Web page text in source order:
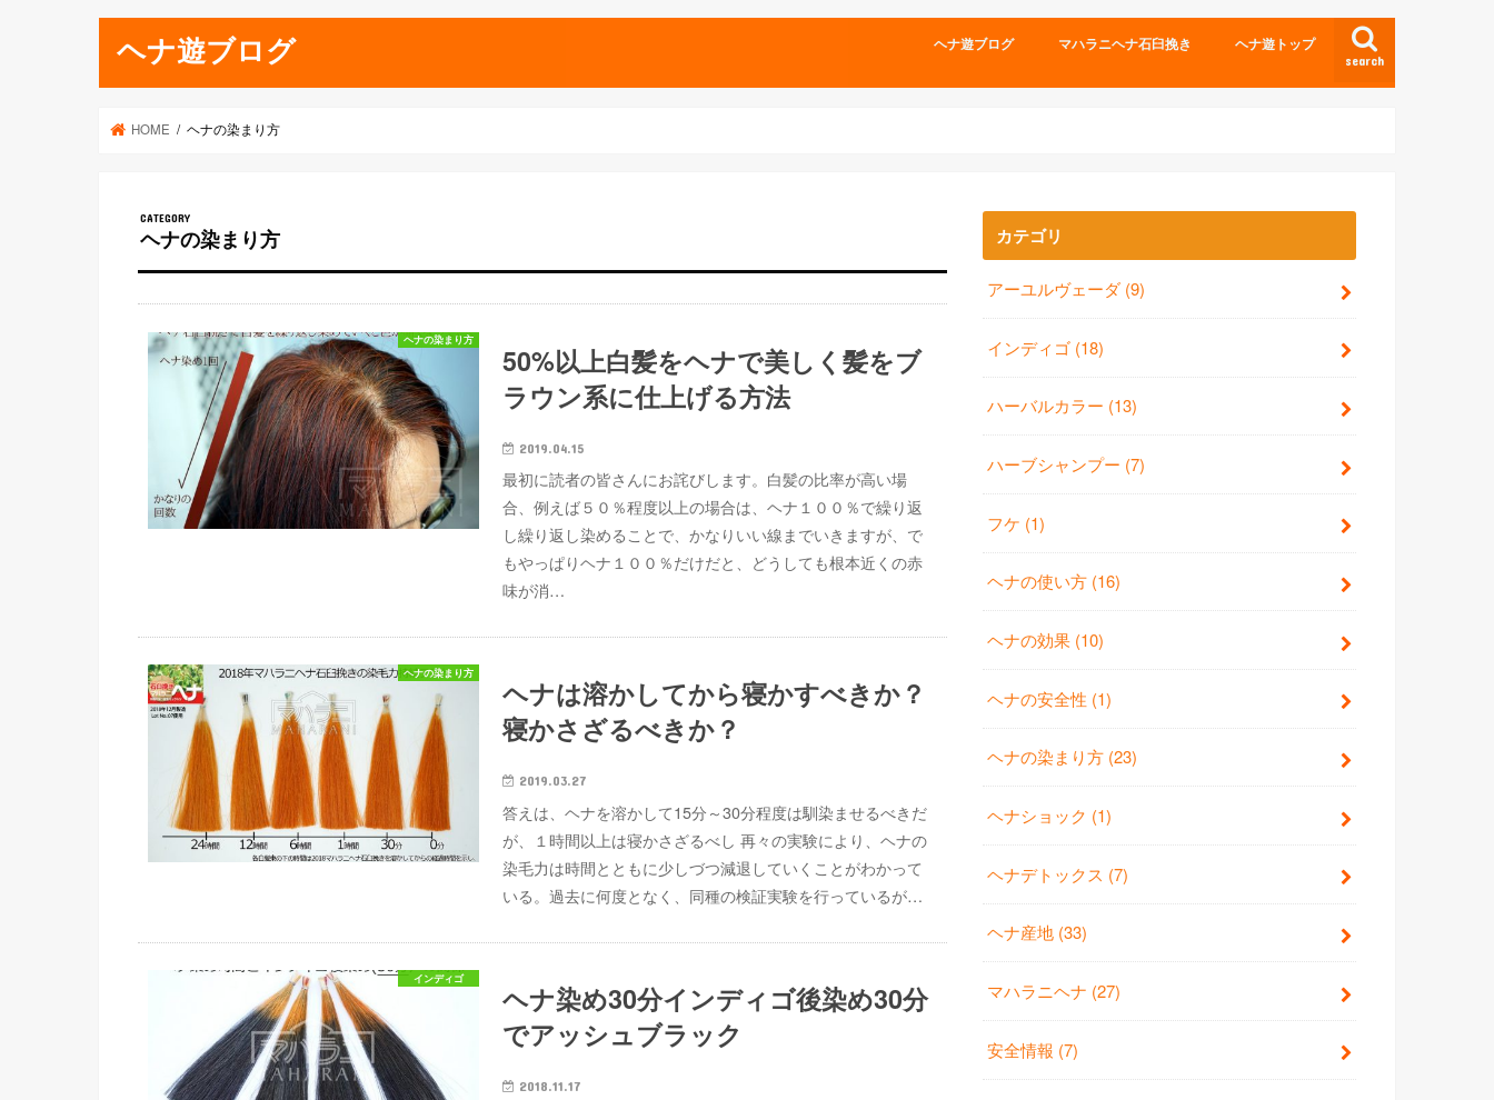
ヘナ遊ブログ search
ヘナ遊ブログ マハラニヘナ石臼挽き ヘナ遊トップ
HOME ヘナの染まり方
ヘナの染まり方
ヘナの染まり方
50%以上白髪をヘナで美しく髪をブ
ラウン系に仕上げる方法
2019.04.15
最初に読者の皆さんにお詫びします。白髪の比率が高い場
合、例えば５０％程度以上の場合は、ヘナ１００％で繰り返
し繰り返し染めることで、かなりいい線までいきますが、で
もやっぱりヘナ１００％だけだと、どうしても根本近くの赤
味が消…
ヘナの染まり方
ヘナは溶かしてから寝かすべきか？
寝かさざるべきか？
2019.03.27
答えは、ヘナを溶かして15分～30分程度は馴染ませるべきだ
が、１時間以上は寝かさざるべし 再々の実験により、ヘナの
染毛力は時間とともに少しづつ減退していくことがわかって
いる。過去に何度となく、同種の検証実験を行っているが…
インディゴ
ヘナ染め30分インディゴ後染め30分
でアッシュブラック
2018.11.17
カテゴリ
アーユルヴェーダ(9)
インディゴ (18)
ハーバルカラー (13)
ハーブシャンプー (7)
フケ (1)
ヘナの使い方 (16)
ヘナの効果 (10)
ヘナの安全性 (1)
ヘナの染まり方 (23)
ヘナショック (1)
ヘナデトックス (7)
ヘナ産地 (33)
マハラニヘナ (27)
安全情報 (7)